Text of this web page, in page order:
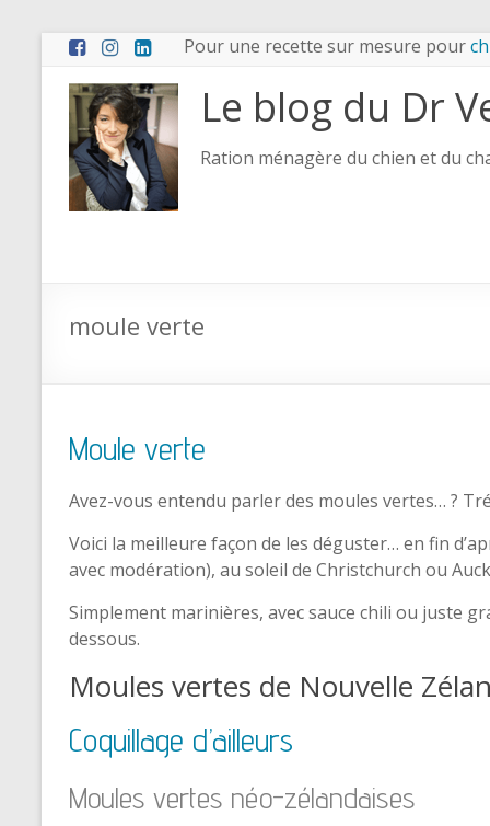
Pour une recette sur mesure pour
Le blog du Dr
Ration ménagère du chien et du
moule verte
Moule verte
Avez-vous entendu parler des moules vertes… ?
Voici la meilleure façon de les déguster… en fin
avec modération), au soleil de Christchurch ou
Simplement marinières, avec sauce chili ou juste
dessous.
Moules vertes de Nouvelle
Coquillage d’ailleurs
Moules vertes néo-zélandaises